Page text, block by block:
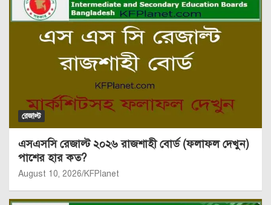
রেজাল্ট
এসএসসি রেজাল্ট ২০২৬ রাজশাহী বোর্ড (ফলাফল দেখুন)
পাশের হার কত?
August 10, 2026 KFPlanet